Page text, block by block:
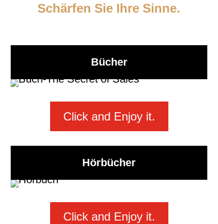
Schärfen Sie Ihre Sinne.
Bücher
Click and Enjoy it.
Hörbücher
Click and Enjoy it.